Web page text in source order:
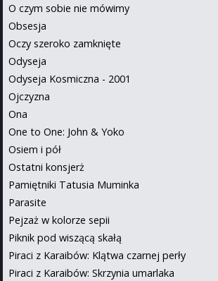
O czym sobie nie mówimy
Obsesja
Oczy szeroko zamknięte
Odyseja
Odyseja Kosmiczna - 2001
Ojczyzna
Ona
One to One: John & Yoko
Osiem i pół
Ostatni konsjerż
Pamiętniki Tatusia Muminka
Parasite
Pejzaż w kolorze sepii
Piknik pod wiszącą skałą
Piraci z Karaibów: Klątwa czarnej perły
Piraci z Karaibów: Skrzynia umarlaka